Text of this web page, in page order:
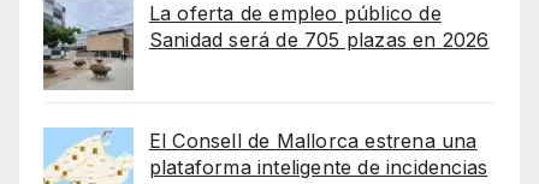
La oferta de empleo público de
Sanidad será de 705 plazas en 2026
El Consell de Mallorca estrena una
plataforma inteligente de incidencias